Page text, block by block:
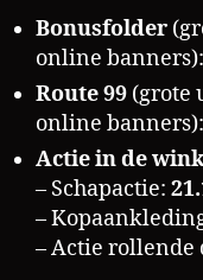
Bonusfolder
online banners):
Route 99 (grote
online banners):
Actie in de
– Schapactie:
–
– Actie rollende